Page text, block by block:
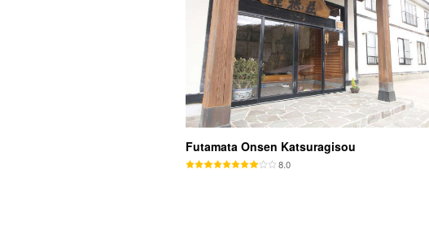
Futamata Onsen Katsuragisou
8.0